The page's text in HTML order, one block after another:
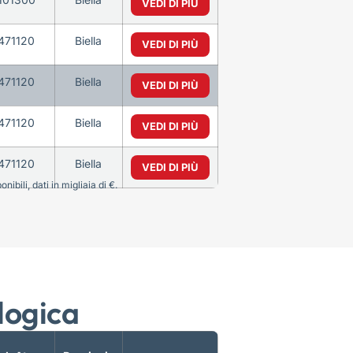
VEDI DI PIÙ
Biella VEDI DI PIÙ
Biella VEDI DI PIÙ
Biella VEDI DI PIÙ
Biella VEDI DI PIÙ
dati in migliaia di €.